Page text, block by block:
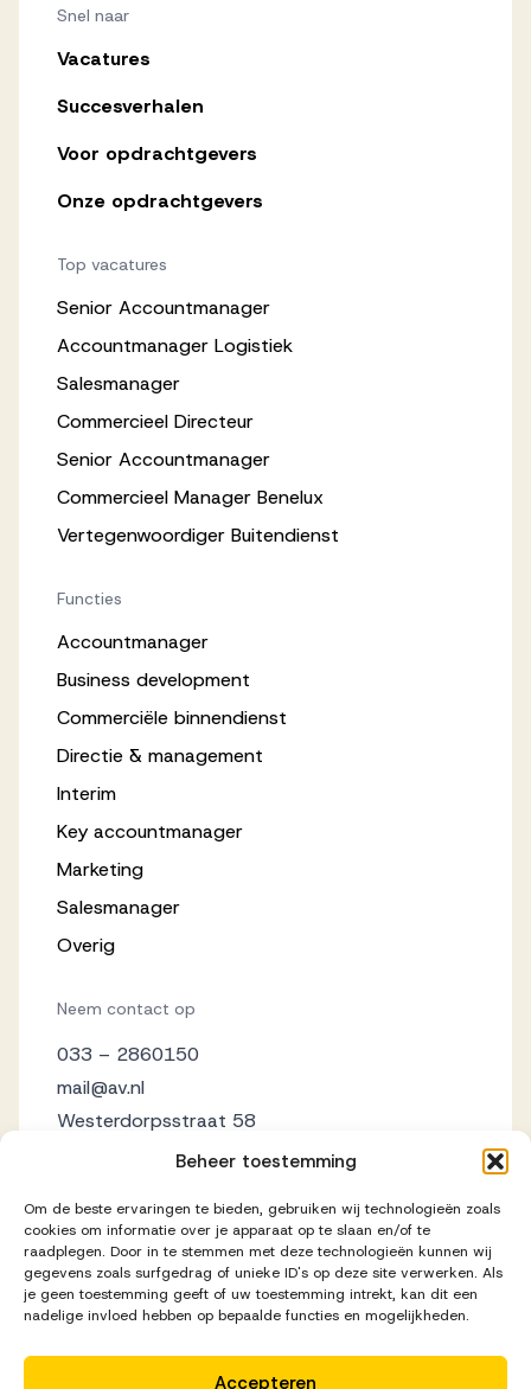
Beheer toestemming
Om de beste ervaringen te bieden, gebruiken wij technologieën zoals
cookies om informatie over je apparaat op te slaan en/of te
raadplegen. Door in te stemmen met deze technologieën kunnen wij
gegevens zoals surfgedrag of unieke ID's op deze site verwerken. Als
je geen toestemming geeft of uw toestemming intrekt, kan dit een
nadelige invloed hebben op bepaalde functies en mogelijkheden.
Accepteren
Snel naar
Vacatures
Succesverhalen
Voor opdrachtgevers
Onze opdrachtgevers
Top vacatures
Senior Accountmanager
Accountmanager Logistiek
Salesmanager
Commercieel Directeur
Senior Accountmanager
Commercieel Manager Benelux
Vertegenwoordiger Buitendienst
Functies
Accountmanager
Business development
Commerciële binnendienst
Directie & management
Interim
Key accountmanager
Marketing
Salesmanager
Overig
Neem contact op
033 – 2860150
mail@av.nl
Westerdorpsstraat 58
3871 AZ Hoevelaken